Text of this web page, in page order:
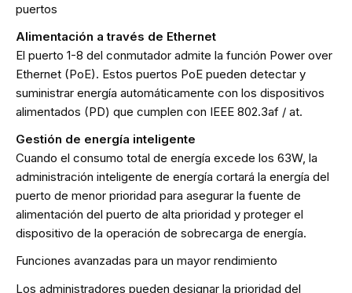
puertos
Alimentación a través de Ethernet
El puerto 1-8 del conmutador admite la función Power over
Ethernet (PoE). Estos puertos PoE pueden detectar y
suministrar energía automáticamente con los dispositivos
alimentados (PD) que cumplen con IEEE 802.3af / at.
Gestión de energía inteligente
Cuando el consumo total de energía excede los 63W, la
administración inteligente de energía cortará la energía del
puerto de menor prioridad para asegurar la fuente de
alimentación del puerto de alta prioridad y proteger el
dispositivo de la operación de sobrecarga de energía.
Funciones avanzadas para un mayor rendimiento
Los administradores pueden designar la prioridad del